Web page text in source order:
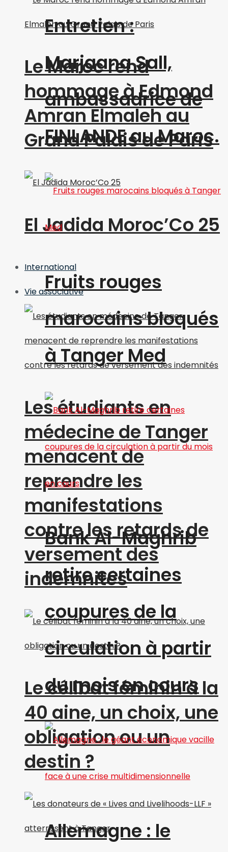
Le Maroc rend
hommage à Edmond
Amran Elmaleh au
Grand Palais de Paris
El Jadida Moroc’Co 25
International
Vie associative
Les étudiants en
médecine de Tanger
menacent de
reprendre les
manifestations
contre les retards de
versement des
indemnités
Le célibat féminin à la
40 aine, un choix, une
obligation ou un
destin ?
Entretien :
Marjaana Sall,
ambassadrice de
FINLANDE au Maroc.
Fruits rouges
marocains bloqués
à Tanger Med
Bank Al-Maghrib
retire certaines
coupures de la
circulation à partir
du mois en cours
Allemagne : le